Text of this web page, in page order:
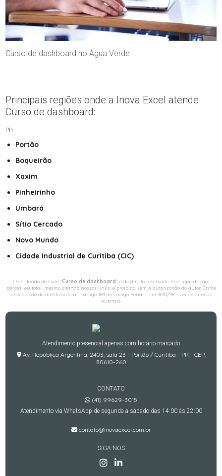
Curso de dashboard no Água Verde
Principais regiões onde a Inova Excel atende
Curso de dashboard:
PR
Portão
Boqueirão
Xaxim
Pinheirinho
Umbará
Sítio Cercado
Novo Mundo
Cidade Industrial de Curitiba (CIC)
O conteúdo do texto "Curso de dashboard" é de direito reservado. Sua reprodução,
parcial ou total, mesmo citando nossos links, é proibida sem a autorização do autor. Crime
de violação de direito autoral – artigo 184 do Código Penal – Lei 9610/98 - Lei de direitos
autorais.
Atendimento presencial apenas com horário marcado
Av. República Argentina, 2403, sala 23 - Portão / Curitiba - PR - CEP:
80610-260
CONTATO
(41) 99629-3015
Atendimento via WhatsApp de segunda a sábado das 14:00 às 22:00
contato@inovaexcel.com.br
SIGA-NOS